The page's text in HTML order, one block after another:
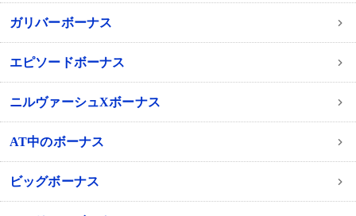
ガリバーボーナス
エピソードボーナス
ニルヴァーシュXボーナス
AT中のボーナス
ビッグボーナス